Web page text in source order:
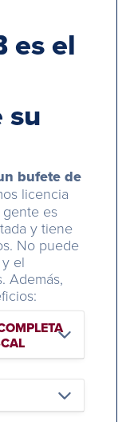
es el
su
bufete de
licencia
es
y tiene
No puede
el
Además,